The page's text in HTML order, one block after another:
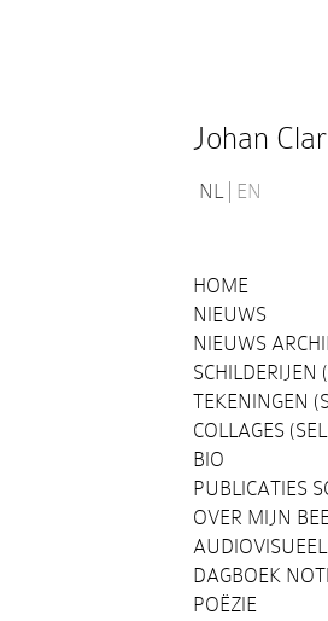
Johan
NL EN
HOME
NIEUWS
NIEUWS
SCHILDERIJEN
TEKENINGEN
COLLAGES
BIO
PUBLICATIES
OVER MIJN
AUDIOVISUEEL
DAGBOEK
POËZIE